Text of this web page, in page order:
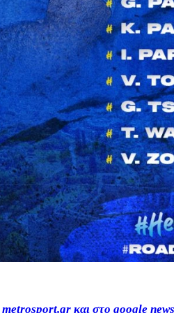
metrosport.gr και στο google news